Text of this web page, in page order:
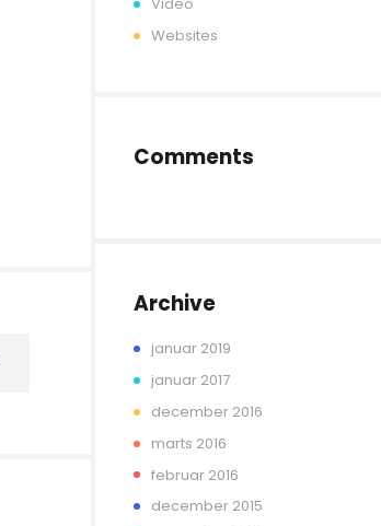
Websites
Comments
Archive
januar 2019
januar 2017
december 2016
marts 2016
februar 2016
december 2015